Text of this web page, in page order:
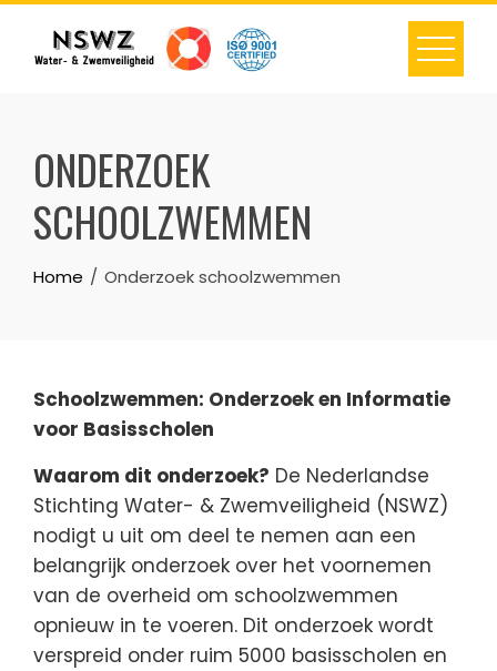
Skip
content
ONDERZOEK
SCHOOLZWEMMEN
Home Onderzoek schoolzwemmen
Schoolzwemmen: Onderzoek en Informatie
voor Basisscholen
Waarom dit onderzoek? De Nederlandse
Stichting Water- & Zwemveiligheid (NSWZ)
nodigt u uit om deel te nemen aan een
belangrijk onderzoek over het voornemen
van de overheid om schoolzwemmen
opnieuw in te voeren. Dit onderzoek wordt
verspreid onder ruim 5000 basisscholen en